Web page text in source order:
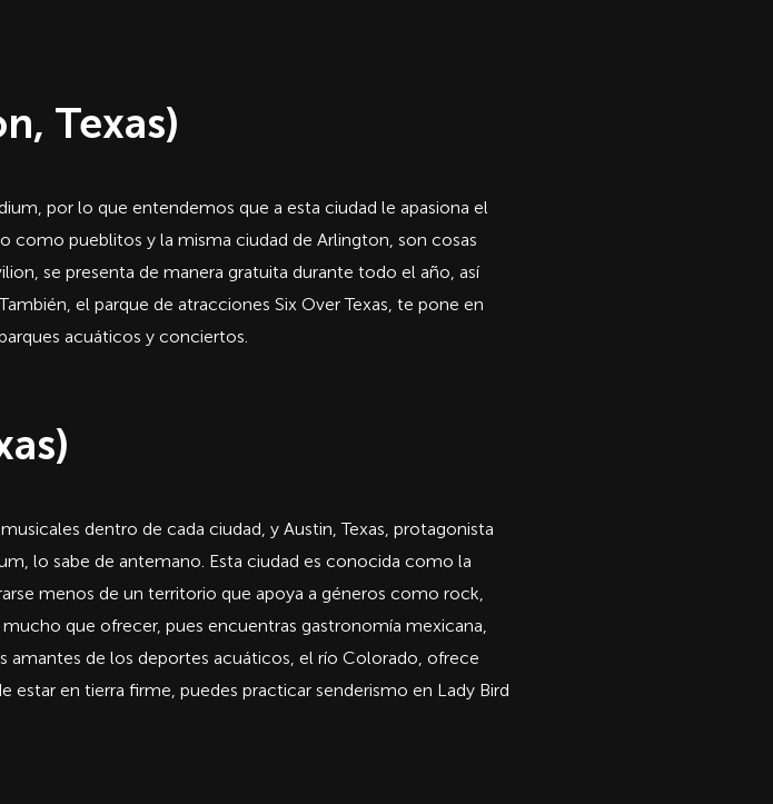
Texas)
por lo que entendemos que a esta ciudad le apasiona el
como pueblitos y la misma ciudad de Arlington, son cosas
se presenta de manera gratuita durante todo el año, así
el parque de atracciones Six Over Texas, te pone en
acuáticos y conciertos.
dentro de cada ciudad, y Austin, Texas, protagonista
lo sabe de antemano. Esta ciudad es conocida como la
menos de un territorio que apoya a géneros como rock,
que ofrecer, pues encuentras gastronomía mexicana,
amantes de los deportes acuáticos, el río Colorado, ofrece
estar en tierra firme, puedes practicar senderismo en Lady Bird